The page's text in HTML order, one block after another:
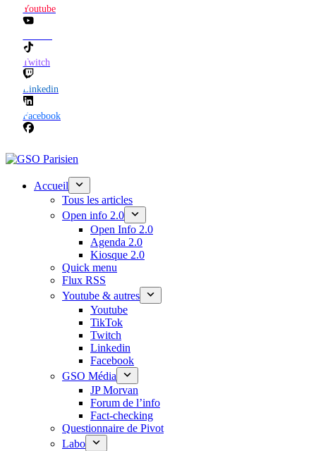
Youtube
Twitch
Linkedin
Facebook
Accueil
Tous les articles
Open info 2.0
Open Info 2.0
Agenda 2.0
Kiosque 2.0
Quick menu
Flux RSS
Youtube & autres
Youtube
TikTok
Twitch
Linkedin
Facebook
GSO Média
JP Morvan
Forum de l’info
Fact-checking
Questionnaire de Pivot
Labo